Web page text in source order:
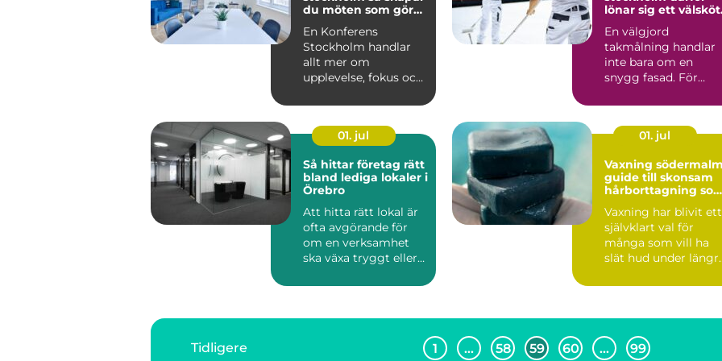
du möten som gör
En Konferens
Stockholm handlar
allt mer om
upplevelse, fokus och
lokal med sto...
lönar sig ett
En välgjord
takmålning handlar
inte bara om en
snygg fasad. För
bostadsrättsför...
01. jul
Så hittar företag rätt
bland lediga lokaler i
Örebro
Att hitta rätt lokal är
ofta avgörande för
om en verksamhet
ska växa tryggt eller
01. jul
Vaxning södermalm
guide till skonsam
hårborttagning som
Vaxning har blivit ett
självklart val för
många som vill ha
slät hud under
Tidligere 1 … 58 59 60 … 99